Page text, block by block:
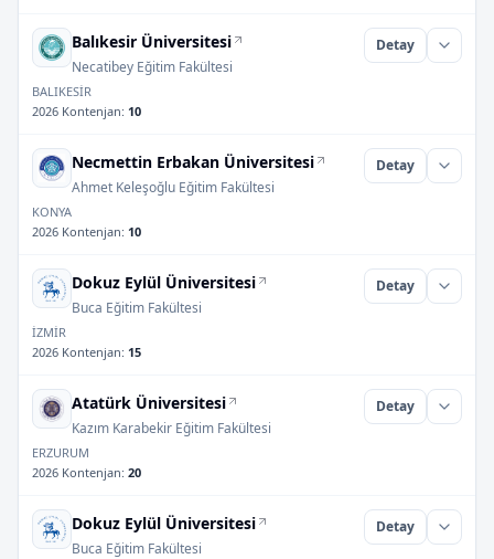
Balıkesir Üniversitesi
Necatibey Eğitim Fakültesi
Detay
BALIKESİR
2026 Kontenjan: 10
Necmettin Erbakan Üniversitesi
Ahmet Keleşoğlu Eğitim Fakültesi
Detay
KONYA
2026 Kontenjan: 10
Dokuz Eylül Üniversitesi
Buca Eğitim Fakültesi
Detay
İZMİR
2026 Kontenjan: 15
Atatürk Üniversitesi
Kazım Karabekir Eğitim Fakültesi
Detay
ERZURUM
2026 Kontenjan: 20
Dokuz Eylül Üniversitesi
Buca Eğitim Fakültesi
Detay